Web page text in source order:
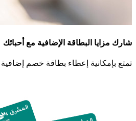
شارك مزايا البطاقة الإضافية مع أحبائك
تمتع بإمكانية إعطاء بطاقة خصم